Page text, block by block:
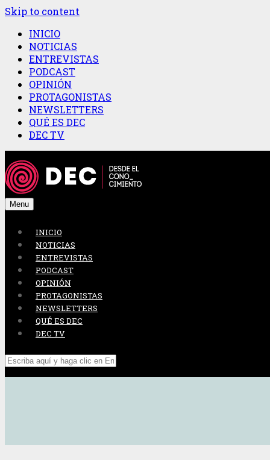
Skip to content
INICIO
NOTICIAS
ENTREVISTAS
PODCAST
OPINIÓN
PROTAGONISTAS
NEWSLETTERS
QUÉ ES DEC
DEC TV
Menu
INICIO
NOTICIAS
ENTREVISTAS
PODCAST
OPINIÓN
PROTAGONISTAS
NEWSLETTERS
QUÉ ES DEC
DEC TV